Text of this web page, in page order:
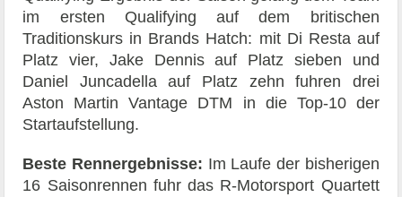
im ersten Qualifying auf dem britischen
Traditionskurs in Brands Hatch: mit Di Resta auf
Platz vier, Jake Dennis auf Platz sieben und
Daniel Juncadella auf Platz zehn fuhren drei
Aston Martin Vantage DTM in die Top-10 der
Startaufstellung.
Beste Rennergebnisse: Im Laufe der bisherigen
16 Saisonrennen fuhr das R-Motorsport Quartett